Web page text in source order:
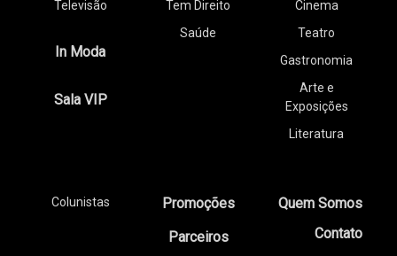
Televisão
In Moda
Sala VIP
Tem Direito
Saúde
Cinema
Teatro
Gastronomia
Arte e
Exposições
Literatura
Colunistas
Promoções
Parceiros
Quem Somos
Contato